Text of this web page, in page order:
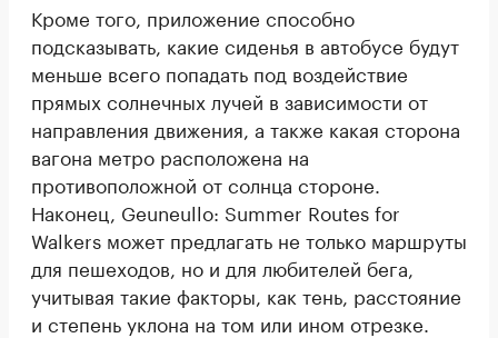
Кроме того, приложение способно
подсказывать, какие сиденья в автобусе будут
меньше всего попадать под воздействие
прямых солнечных лучей в зависимости от
направления движения, а также какая сторона
вагона метро расположена на
противоположной от солнца стороне.
Наконец, Geuneullo: Summer Routes for
Walkers может предлагать не только маршруты
для пешеходов, но и для любителей бега,
учитывая такие факторы, как тень, расстояние
и степень уклона на том или ином отрезке.